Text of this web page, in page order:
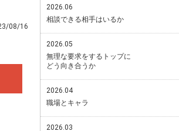
08/16
2026.06
相談できる相手はいるか
2026.05
無理な要求をするトップに
どう向き合うか
2026.04
職場とキャラ
2026.03